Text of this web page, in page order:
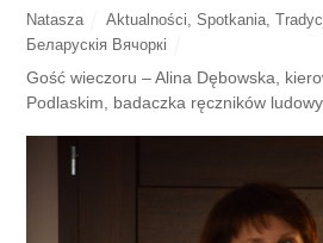
Natasza Aktualności Spotkania
Беларускія Вячоркі
Gość wieczoru – Alina Dębowska,
Podlaskim, badaczka ręczników